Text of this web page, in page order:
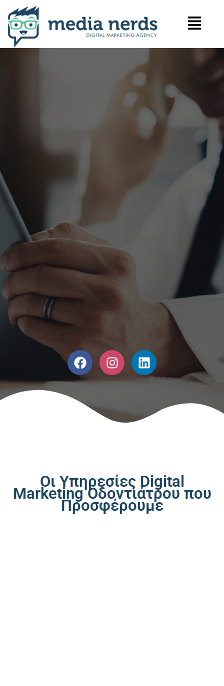
Οι Υπηρεσίες Digital
Marketing Οδοντιάτρου που
Προσφέρουμε